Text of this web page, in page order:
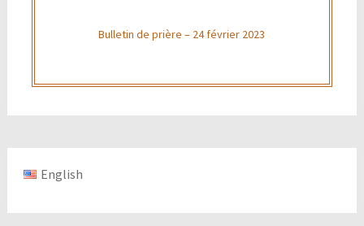
Bulletin de prière – 24 février 2023
English